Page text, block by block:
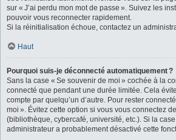
sur « J’ai perdu mon mot de passe ». Suivez les
pouvoir vous reconnecter rapidement.
Si la réinitialisation échoue, contactez un
Haut
Pourquoi suis-je déconnecté automatiquement ?
Sans la case « Se souvenir de moi » cochée à la
connecté que pendant une durée limitée. Cela
compte par quelqu’un d’autre. Pour rester
moi ». Évitez cette option si vous vous connectez
(bibliothèque, cybercafé, université, etc.). Si la
administrateur a probablement désactivé cette